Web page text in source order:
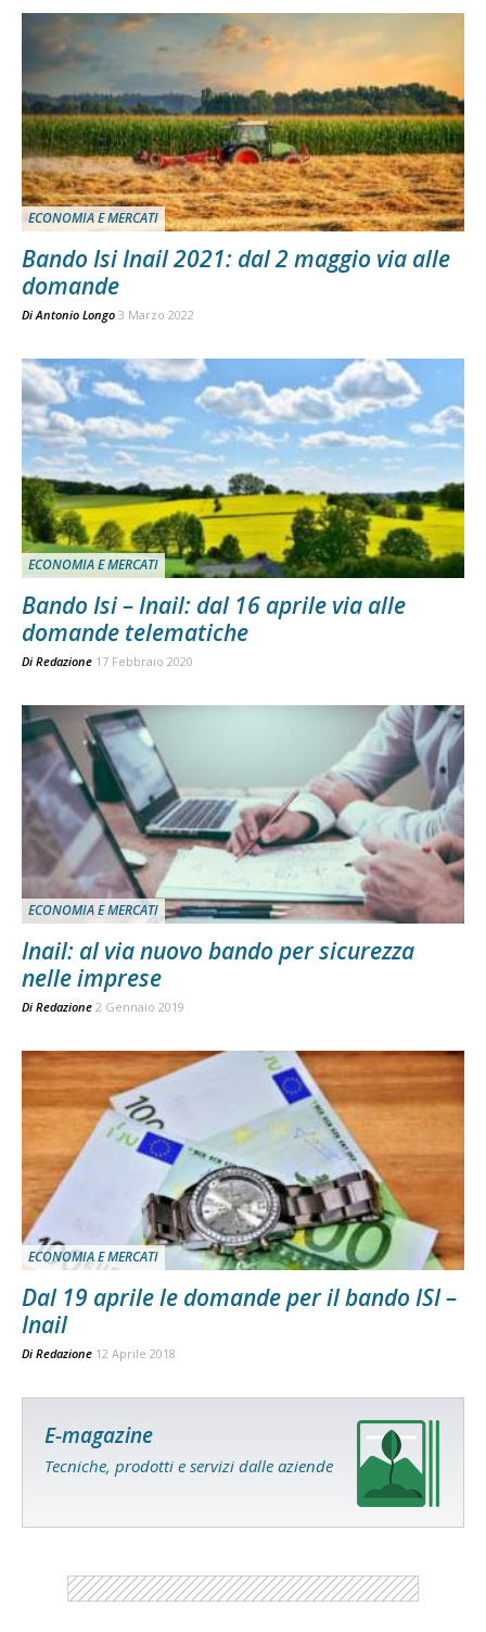
ECONOMIA E MERCATI
Bando Isi Inail 2021: dal 2 maggio via alle
domande
DiAntonio Longo 3 Marzo 2022
ECONOMIA E MERCATI
Bando Isi – Inail: dal 16 aprile via alle
domande telematiche
Di Redazione 17 Febbraio 2020
ECONOMIA E MERCATI
Inail: al via nuovo bando per sicurezza
nelle imprese
Di Redazione 2 Gennaio 2019
ECONOMIA E MERCATI
Dal 19 aprile le domande per il bando ISI –
Inail
Di Redazione 12 Aprile 2018
E-magazine
Tecniche, prodotti e servizi dalle aziende